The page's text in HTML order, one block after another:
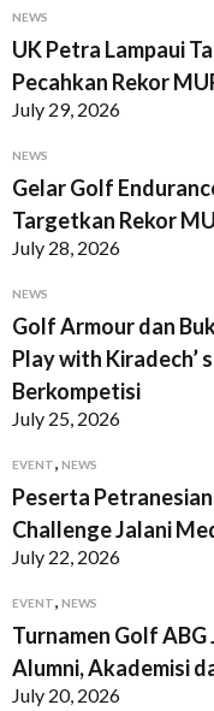
NEWS
UK Petra Lampaui
Pecahkan Rekor
July 29, 2026
NEWS
Gelar Golf
Targetkan Rekor
July 28, 2026
NEWS
Golf Armour dan
Play with Kiradech’
Berkompetisi
July 25, 2026
EVENT, NEWS
Peserta
Challenge Jalani
July 22, 2026
EVENT, NEWS
Turnamen Golf
Alumni, Akademisi
July 20, 2026